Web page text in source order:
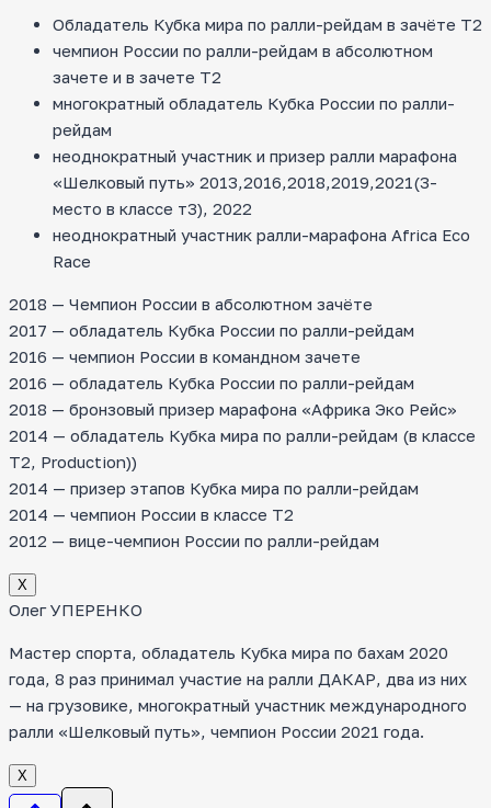
Обладатель Кубка мира по ралли-рейдам в зачёте Т2
чемпион России по ралли-рейдам в абсолютном
зачете и в зачете Т2
многократный обладатель Кубка России по ралли-
рейдам
неоднократный участник и призер ралли марафона
«Шелковый путь» 2013,2016,2018,2019,2021(3-
место в классе т3), 2022
неоднократный участник ралли-марафона Africa Eco
Race
2018 — Чемпион России в абсолютном зачёте
2017 — обладатель Кубка России по ралли-рейдам
2016 — чемпион России в командном зачете
2016 — обладатель Кубка России по ралли-рейдам
2018 — бронзовый призер марафона «Африка Эко Рейс»
2014 — обладатель Кубка мира по ралли-рейдам (в классе
T2, Production))
2014 — призер этапов Кубка мира по ралли-рейдам
2014 — чемпион России в классе Т2
2012 — вице-чемпион России по ралли-рейдам
Х
Олег УПЕРЕНКО
Мастер спорта, обладатель Кубка мира по бахам 2020
года, 8 раз принимал участие на ралли ДАКАР, два из них
— на грузовике, многократный участник международного
ралли «Шелковый путь», чемпион России 2021 года.
Х